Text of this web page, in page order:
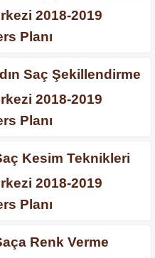
2018-2019
Planı
Saç Şekillendirme
2018-2019
Planı
Kesim Teknikleri
2018-2019
Planı
Renk Verme